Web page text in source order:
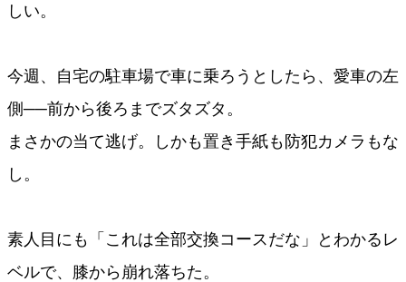
しい。
今週、自宅の駐車場で車に乗ろうとしたら、愛車の左
側──前から後ろまでズタズタ。
まさかの当て逃げ。しかも置き手紙も防犯カメラもな
し。
素人目にも「これは全部交換コースだな」とわかるレ
ベルで、膝から崩れ落ちた。